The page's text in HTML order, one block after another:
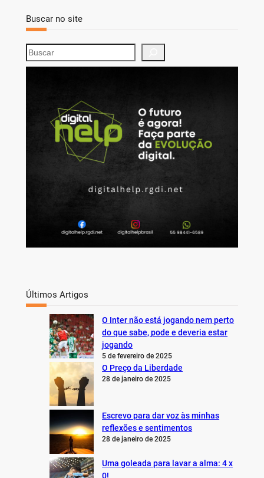
Buscar no site
S
e
Últimos Artigos
O Inter não está jogando nem perto
do que sabe, pode e deveria estar
jogando
5 de fevereiro de 2025
O Preço da Liberdade
28 de janeiro de 2025
Escrevo para dar voz às minhas
reflexões e sentimentos
28 de janeiro de 2025
Uma goleada para lavar a alma: 4 x
0!